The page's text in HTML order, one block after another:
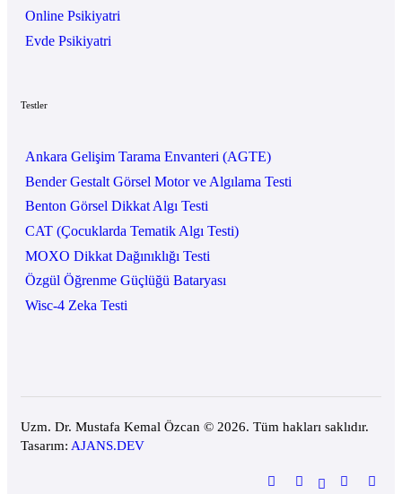
Online Psikiyatri
Evde Psikiyatri
Testler
Ankara Gelişim Tarama Envanteri (AGTE)
Bender Gestalt Görsel Motor ve Algılama Testi
Benton Görsel Dikkat Algı Testi
CAT (Çocuklarda Tematik Algı Testi)
MOXO Dikkat Dağınıklığı Testi
Özgül Öğrenme Güçlüğü Bataryası
Wisc-4 Zeka Testi
Uzm. Dr. Mustafa Kemal Özcan © 2026. Tüm hakları saklıdır.
Tasarım: AJANS.DEV